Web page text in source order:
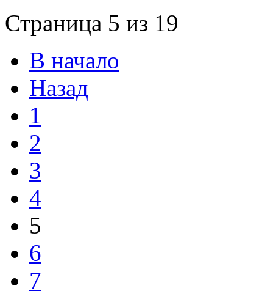
Страница 5 из 19
В начало
Назад
1
2
3
4
5
6
7